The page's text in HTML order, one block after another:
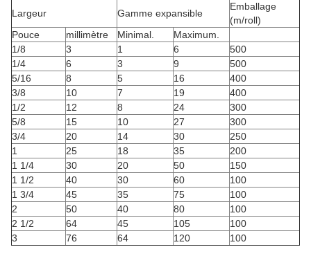
Largeur
Gamme expansible
Emballage
(m/roll)
Pouce
millimètre Minimal.
Maximum.
1/8
3 1 6
500
1/4
6 3 9
500
5/16
8 5 16
400
3/8
10 7 19
400
1/2
12 8 24
300
5/8
15 10 27
300
3/4
20 14 30
250
1
25 18 35
200
1 1/4
30 20 50
150
1 1/2
40 30 60
100
1 3/4
45 35 75
100
2
50 40 80
100
2 1/2
64 45 105
100
3
76 64 120 100